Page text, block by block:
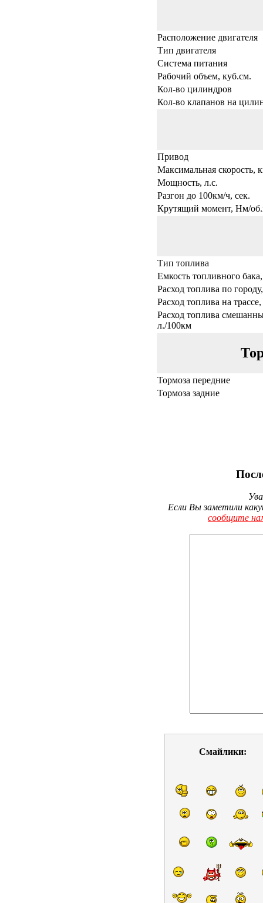
Расположение двигателя
Тип двигателя
Система питания
Рабочий объем, куб.см.
Кол-во цилиндров
Кол-во клапанов на
Привод
Максимальная скорость,
Мощность, л.с.
Разгон до 100км/ч, сек.
Крутящий момент, Нм/
Тип топлива
Емкость топливного
Расход топлива по
Расход топлива на
Расход топлива
л./100км
Тормоза передние
Тормоза задние
Если Вы заметили
сообщите
Смайлики: